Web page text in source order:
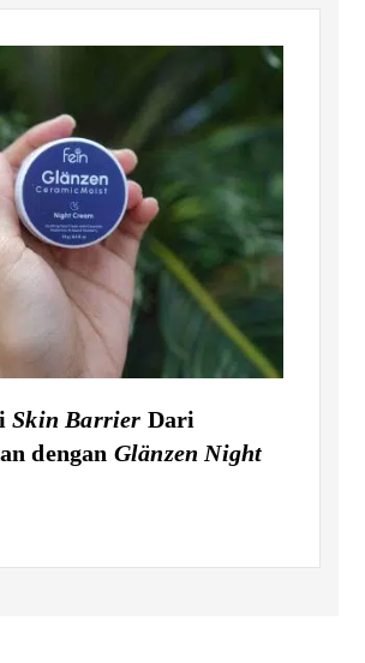
Skin Barrier Dari
dengan Glänzen Night